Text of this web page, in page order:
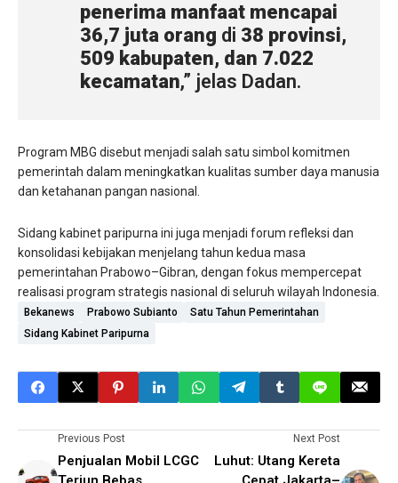
penerima manfaat mencapai
36,7 juta orang di 38 provinsi,
509 kabupaten, dan 7.022
kecamatan,” jelas Dadan.
Program MBG disebut menjadi salah satu simbol komitmen
pemerintah dalam meningkatkan kualitas sumber daya manusia
dan ketahanan pangan nasional.
Sidang kabinet paripurna ini juga menjadi forum refleksi dan
konsolidasi kebijakan menjelang tahun kedua masa
pemerintahan Prabowo–Gibran, dengan fokus mempercepat
realisasi program strategis nasional di seluruh wilayah Indonesia.
Bekanews Prabowo Subianto
Satu Tahun Pemerintahan
Sidang Kabinet Paripurna
Previous Post
Penjualan Mobil LCGC
Next Post
Luhut: Utang Kereta